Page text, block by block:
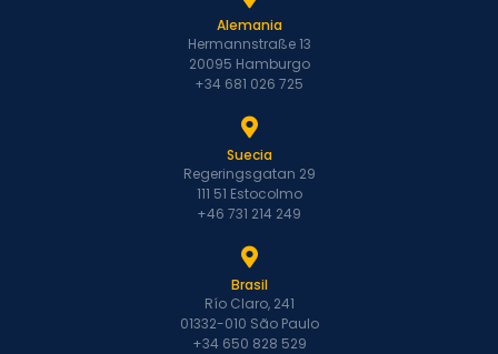
Alemania
Hermannstraße 13
20095 Hamburgo
+34 681 026 725
Suecia
Regeringsgatan 29
111 51 Estocolmo
+46 731 214 249
Brasil
Río Claro, 241
01332-010 São Paulo
+34 650 828 529